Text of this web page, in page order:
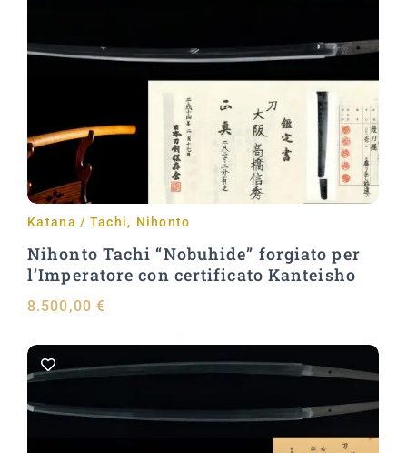
Aggiungi al carrello
Katana / Tachi, Nihonto
Nihonto Tachi “Nobuhide” forgiato per
l’Imperatore con certificato Kanteisho
8.500,00 €